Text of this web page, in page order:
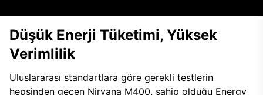
Düşük Enerji Tüketimi, Yüksek
Verimlilik
Uluslararası standartlara göre gerekli testlerin
hepsinden geçen Nirvana M400, sahip olduğu Energy